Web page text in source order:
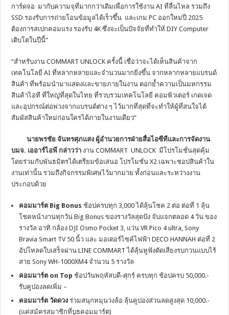
การ์ดจอ มากับความจุที่มากกว่าเดิมเพื่อการใช้งาน AI ที่ลื่นไหล รวมถึง
SSD รองรับการถ่ายโอนข้อมูลได้เร็วขึ้น และเกม PC ออกใหม่ปี 2025
ต้องการสเปกคอมแรง รองรับ 4K ซึ่งจะเป็นปัจจัยที่ทำให้ DIY Computer
เติบโตในปีนี้”
“สำหรับงาน COMMART UNLOCK ครั้งนี้ เชื่อว่าจะได้เห็นสินค้าจาก
เทคโนโลยี AI ที่หลากหลายและจำนวนมากยิ่งขึ้น จากหลากหลายแบรนด์
สินค้า ที่พร้อมนำมาแสดงและขายภายในงาน ตอกย้ำความเป็นมหกรรม
สินค้าไอที ที่ใหญ่ที่สุดในไทย ที่รวบรวมเทคโนโลยี คอมพิวเตอร์ เกดเจด
และอุปกรณ์ต่อพ่วงจากแบรนด์ต่าง ๆ ไว้มากที่สุดที่จะทำให้ผู้ที่สนใจได้
สัมผัสสินค้าใหม่ก่อนใครได้ภายในงานเดียว”
นายพรชัย จันทรศุภแสง ผู้อำนวยการฝ่ายสื่อไอซีทีและการจัดงาน
บมจ. เออาร์ไอพี กล่าวว่า งาน COMMART UNLOCK มีโปรโมชั่นสุดคุ้ม
โดยร่วมกับพันธมิตรได้เตรียมข้อเสนอ โปรโมชั่น X2 เฉพาะชอปสินค้าใน
งานเท่านั้น รวมถึงกิจกรรมพิเศษไว้มากมาย ทั้งก่อนและระหว่างงาน
ประกอบด้วย
คอมมาร์ต Big Bonus ช้อปครบทุก 3,000 ได้ลุ้นโชค 2 ต่อ ต่อที่ 1 ลุ้น
โชคหน้างานทุกวัน Big Bonus ของรางวัลสุดปัง จับแจกตลอด 4 วัน ของ
รางวัล อาทิ กล้อง DJI Osmo Pocket 3, แว่น VR Pico 4 ultra, Sony
Bravia Smart TV 50 นิ้ว และ มอเตอร์ไซค์ไฟฟ้า DECO HANNAH ต่อที่ 2
อัปโหลดใบเสร็จผ่าน LINE COMMART ได้ลุ้นหูฟังตัดเสียงรบกวนแบบไร้
สาย Sony WH-1000XM4 จำนวน 5 รางวัล
คอมมาร์ต on Top ช้อปวันพฤหัสบดี-ศุกร์ ครบทุก ช้อปครบ 50,000.-
รับคูปองลดเพิ่ม –
คอมมาร์ต วัดดวง ร่วมสนุกหมุนวงล้อ ลุ้นคูปองส่วนลดสูงสุด 10,000.-
(แค่สมัครสมาชิกที่บูธคอมมาร์ต)